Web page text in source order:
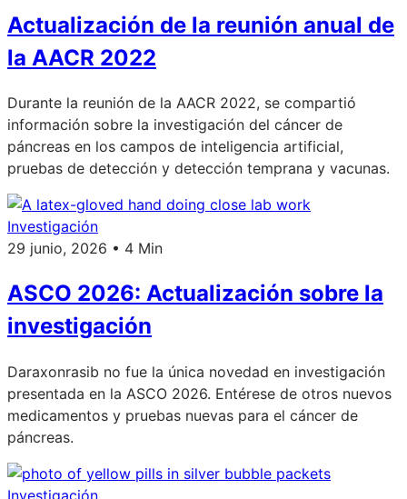
Actualización de la reunión anual de
la AACR 2022
Durante la reunión de la AACR 2022, se compartió
información sobre la investigación del cáncer de
páncreas en los campos de inteligencia artificial,
pruebas de detección y detección temprana y vacunas.
Investigación
29 junio, 2026 • 4 Min
ASCO 2026: Actualización sobre la
investigación
Daraxonrasib no fue la única novedad en investigación
presentada en la ASCO 2026. Entérese de otros nuevos
medicamentos y pruebas nuevas para el cáncer de
páncreas.